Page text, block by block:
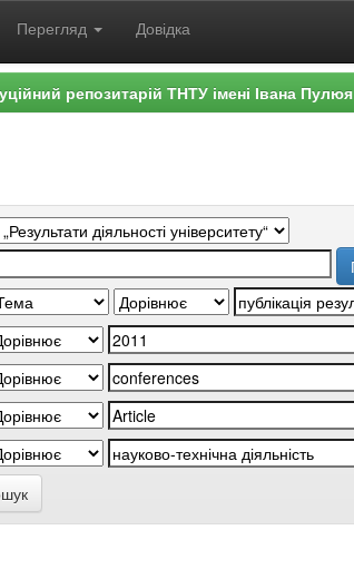
Перегляд Довідка
репозитарій ТНТУ імені Івана Пулюя